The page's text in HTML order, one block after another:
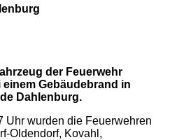
der Feuerwehr
Gebäudebrand in
Dahlenburg.
Uhr wurden die Feuerwehren
Oldendorf, Kovahl,